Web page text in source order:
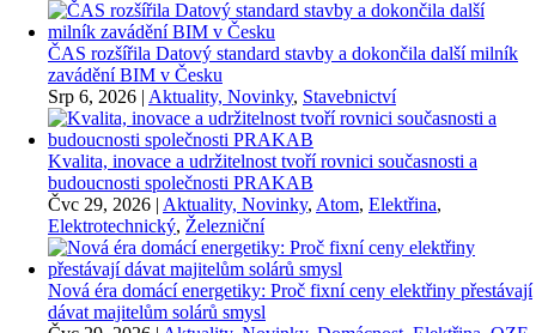
ČAS rozšířila Datový standard stavby a dokončila další milník
zavádění BIM v Česku
Srp 6, 2026 | Aktuality, Novinky, Stavebnictví
Kvalita, inovace a udržitelnost tvoří rovnici současnosti a
budoucnosti společnosti PRAKAB
Čvc 29, 2026 | Aktuality, Novinky, Atom, Elektřina,
Elektrotechnický, Železniční
Nová éra domácí energetiky: Proč fixní ceny elektřiny přestávají
dávat majitelům solárů smysl